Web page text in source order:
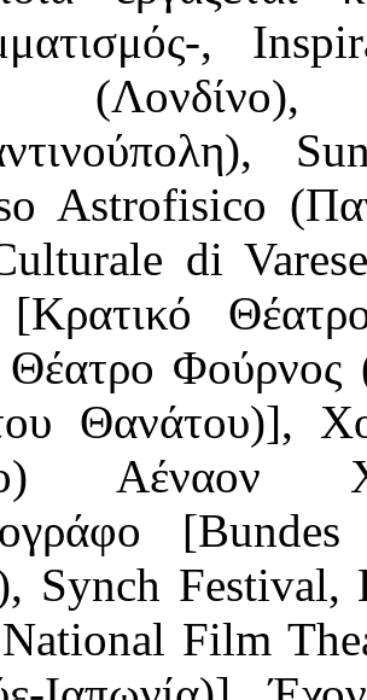
,
(Λονδίνο),
Astrofisico
di
Θέατρο
Θανάτου)],
Αέναον
Synch
Film